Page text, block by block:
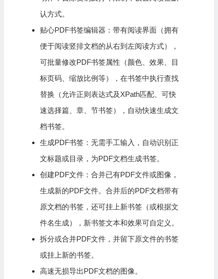
认方式。
贴心PDF书签编辑器 ：带有阅读界面（拥有
便于阅读竖排文档的从右到左阅读方式），
可批量修改PDF书签属性（颜色、效果、目
标页码、缩放比例等），在书签中执行查找
替换（允许正则表达式及XPath匹配、可快
速选择篇、章、节书签），自动快速生成文
档书签。
生成PDF书签：无需手工输入，自动识别正
文标题或目录，为PDF文档生成书签。
创建PDF文件：合并已有PDF文件或图像，
生成新的PDF文件。合并后的PDF文档带有
原文档的书签，还可挂上新书签（或根据文
件名生成），新书签文本和效果可自定义。
拆分或合并PDF文件，并留下原文件的书签
或挂上新的书签。
高速无损导出PDF文档的图像。